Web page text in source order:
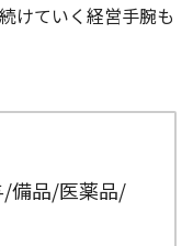
けていく経営手腕も
/備品/医薬品/